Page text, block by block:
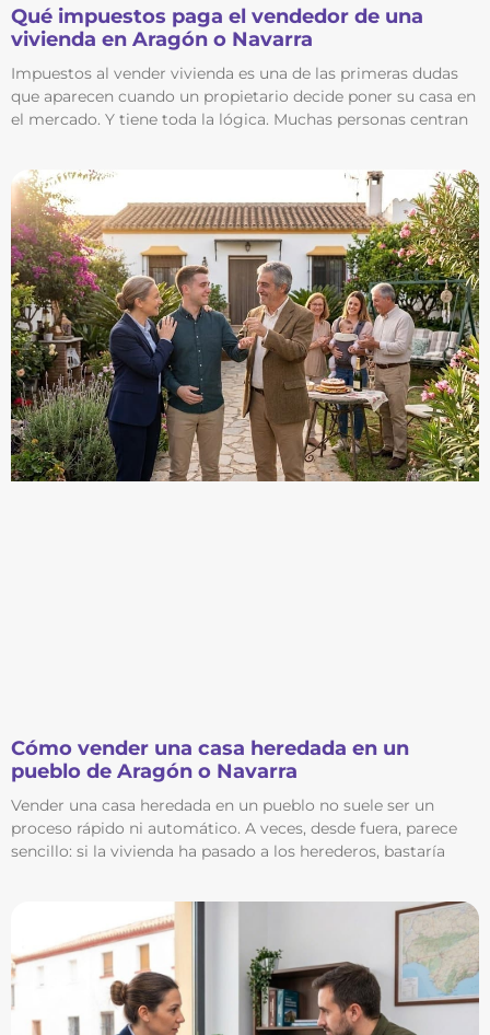
Qué impuestos paga el vendedor de una
vivienda en Aragón o Navarra
Impuestos al vender vivienda es una de las primeras dudas
que aparecen cuando un propietario decide poner su casa en
el mercado. Y tiene toda la lógica. Muchas personas centran
Cómo vender una casa heredada en un
pueblo de Aragón o Navarra
Vender una casa heredada en un pueblo no suele ser un
proceso rápido ni automático. A veces, desde fuera, parece
sencillo: si la vivienda ha pasado a los herederos, bastaría